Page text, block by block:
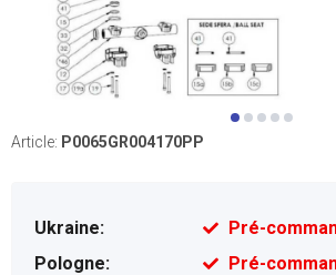
Article: P0065GR004170PP
Ukraine:
Pré-
Pologne:
Pré-